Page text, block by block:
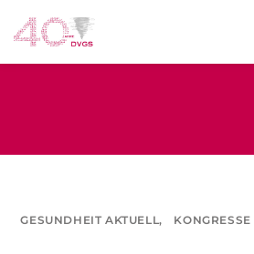
GESUNDHEIT AKTUELL, KONGRESSE